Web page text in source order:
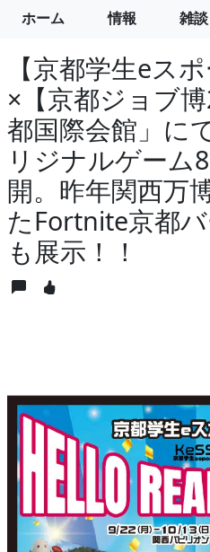
ホーム 情報 雑談
【京都学生eス
×【京都ジョブ
都国際会館」に
リジナルゲーム
開。昨年関西万
たFortnite京都
も展示！！